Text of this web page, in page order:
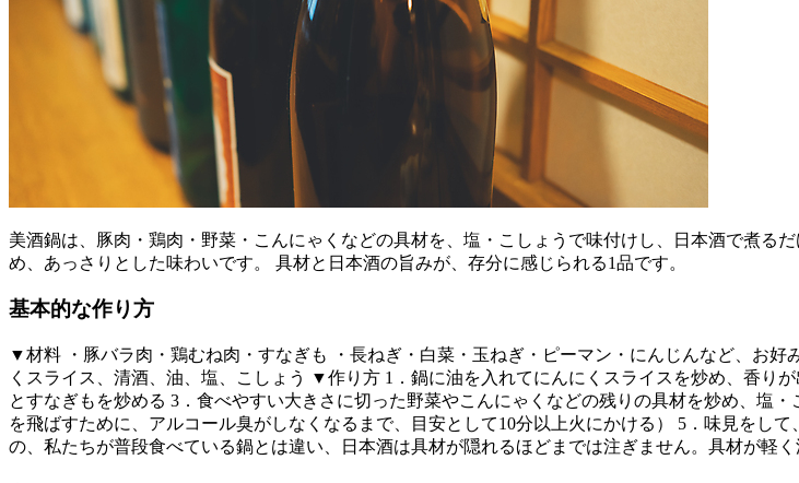
美酒鍋は、豚肉・鶏肉・野菜・こんにゃくなどの具材を、塩・こしょうで味付けし、日本酒で煮る
め、あっさりとした味わいです。 具材と日本酒の旨みが、存分に感じられる1品です。
基本的な作り方
▼材料 ・豚バラ肉・鶏むね肉・すなぎも ・長ねぎ・白菜・玉ねぎ・ピーマン・にんじんなど、お
くスライス、清酒、油、塩、こしょう ▼作り方 1．鍋に油を入れてにんにくスライスを炒め、香り
とすなぎもを炒める 3．食べやすい大きさに切った野菜やこんにゃくなどの残りの具材を炒め、塩
を飛ばすために、アルコール臭がしなくなるまで、目安として10分以上火にかける） 5．味見をし
の、私たちが普段食べている鍋とは違い、日本酒は具材が隠れるほどまでは注ぎません。具材が軽